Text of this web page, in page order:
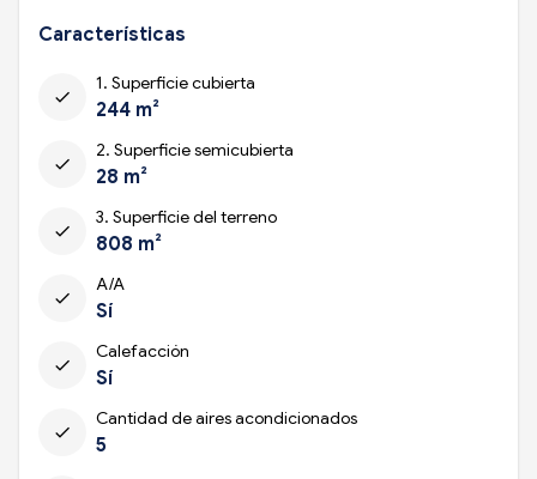
Características
check
1. Superficie cubierta
244 m²
check
2. Superficie semicubierta
28 m²
check
3. Superficie del terreno
808 m²
check
A/A
Sí
check
Calefacción
Sí
check
Cantidad de aires acondicionados
5